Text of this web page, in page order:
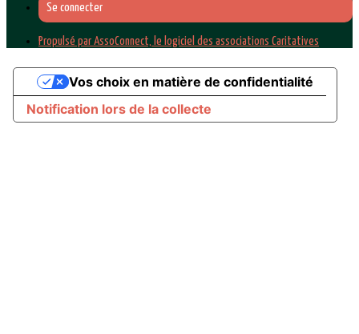
Se connecter
Propulsé par AssoConnect, le logiciel des associations Caritatives
Notification lors de la collecte
Vos choix en matière de confidentialité